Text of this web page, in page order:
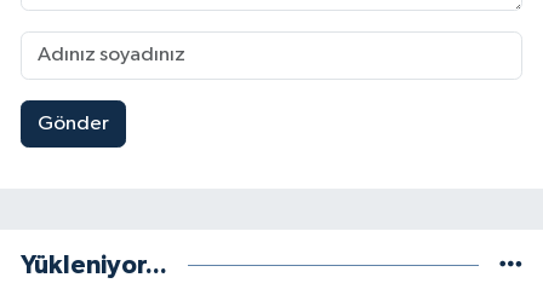
Gönder
Yükleniyor...